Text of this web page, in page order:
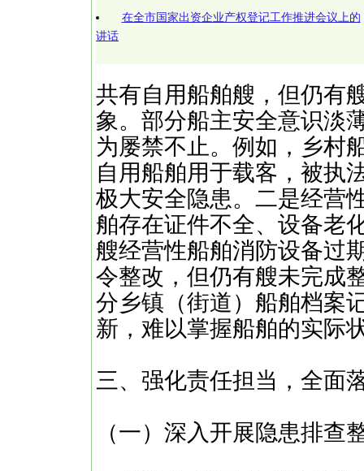
在全市国家出资企业产权登记工作推进会议上的
讲话
共有自用船舶艘，但仍有
象。部分船主安全意识淡
为屡禁不止。例如，乡村
自用船舶用于载客，被执
极大安全隐患。二是经营
舶存在证件不全、设备老
艘经营性船舶消防设备过
令整改，但仍有艘未完成
分乡镇（街道）船舶档案
新，难以掌握船舶的实际
三、强化责任担当，全面
（一）深入开展隐患排查